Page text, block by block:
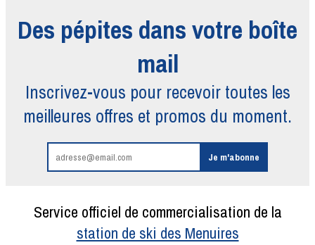
Des pépites dans votre boîte
mail
Inscrivez-vous pour recevoir toutes les
meilleures offres et promos du moment.
Service officiel de commercialisation de la
station de ski des Menuires